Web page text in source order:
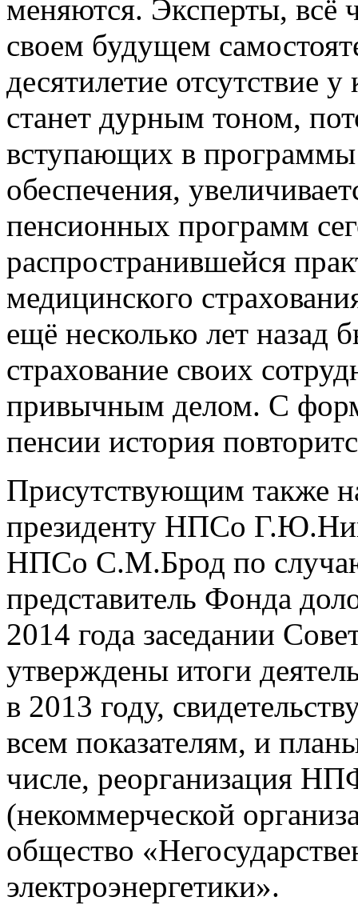
меняются. Эксперты, всё
своем будущем
десятилетие отсутствие
станет дурным тоном,
вступающих в программы
обеспечения,
пенсионных программ
распространившейся
медицинского
ещё несколько лет назад
страхование своих
привычным делом. С
пенсии история
Присутствующим также
президенту НПСо
НПСо С.М.Брод по
представитель Фонда
2014 года заседании
утверждены итоги
в 2013 году,
всем показателям, и
числе, реорганизация
(некоммерческой
общество
электроэнергетики».